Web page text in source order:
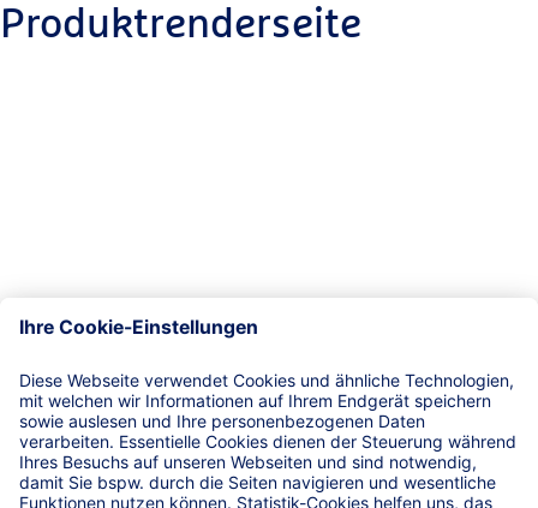
Produktrenderseite